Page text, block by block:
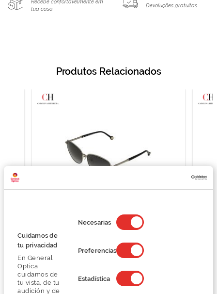
Cuidamos de
tu privacidad
En General
Optica
cuidamos de
tu vista, de tu
audición y de
de
consentimiento
Necesarias
Preferencias
Estadística
Recebe confortavelmente em
tua casa
Devoluções gratuitas
Produtos Relacionados
CH Carolina Herrera SHE161N
71,60 €
179,00 €